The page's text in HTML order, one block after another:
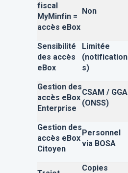
fiscal
MyMinfin =
accès eBox
Non
Sensibilité
des accès
eBox
Limitée
(notification
s)
Gestion des
accès eBox
Enterprise
CSAM / GGA
(ONSS)
Gestion des
accès eBox
Citoyen
Personnel
via BOSA
Copies